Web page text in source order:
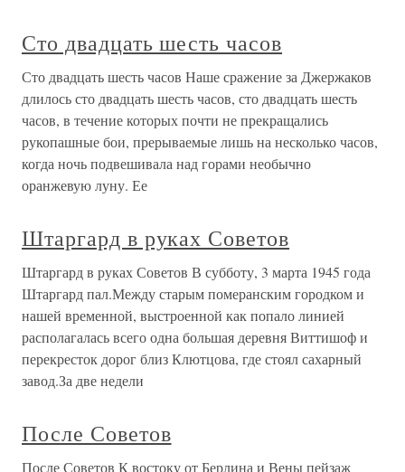
Сто двадцать шесть часов
Сто двадцать шесть часов Наше сражение за Джержаков
длилось сто двадцать шесть часов, сто двадцать шесть
часов, в течение которых почти не прекращались
рукопашные бои, прерываемые лишь на несколько часов,
когда ночь подвешивала над горами необычно
оранжевую луну. Ее
Штаргард в руках Советов
Штаргард в руках Советов В субботу, 3 марта 1945 года
Штаргард пал.Между старым померанским городком и
нашей временной, выстроенной как попало линией
располагалась всего одна большая деревня Виттишоф и
перекресток дорог близ Клютцова, где стоял сахарный
завод.За две недели
После Советов
После Советов К востоку от Берлина и Вены пейзаж